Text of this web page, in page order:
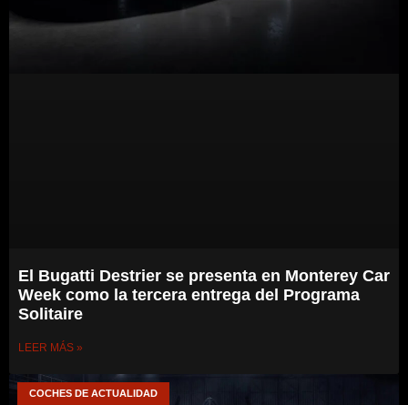
El Bugatti Destrier se presenta en Monterey Car
Week como la tercera entrega del Programa
Solitaire
LEER MÁS »
COCHES DE ACTUALIDAD